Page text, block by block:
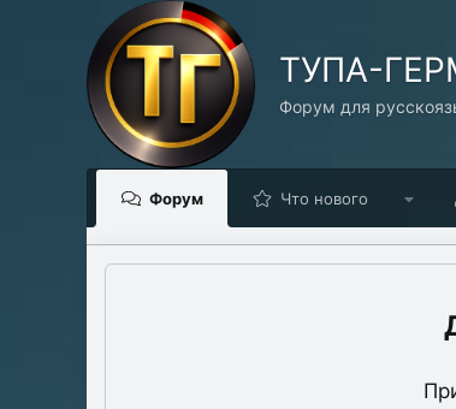
TУПА-
Форум для
Форум Что нового